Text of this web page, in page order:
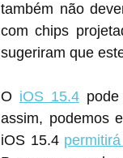
também não
com chips
sugeriram que
O iOS 15.4 pode
assim, podemos
iOS 15.4